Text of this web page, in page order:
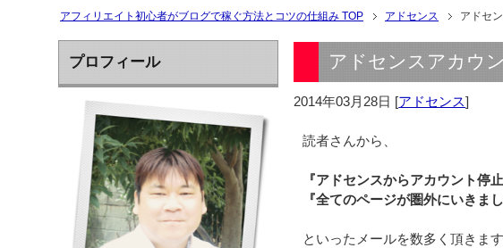
アフィリエイト初心者がブログで稼ぐ方法とコツの仕組み TOP アドセンス アドセ
アドセンスアカウ
2014年03月28日 [アドセンス]
読者さんから、
『アドセンスからアカウント停
『全てのページが圏外にいきま
といったメールを数多く頂きます
プロフィール